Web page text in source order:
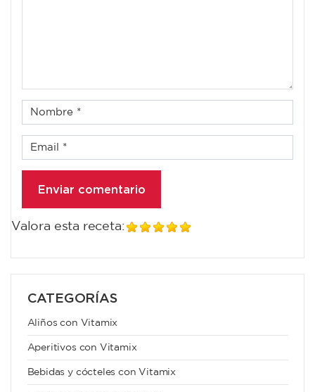
Valora esta receta:
CATEGORÍAS
Aliños con Vitamix
Aperitivos con Vitamix
Bebidas y cócteles con Vitamix